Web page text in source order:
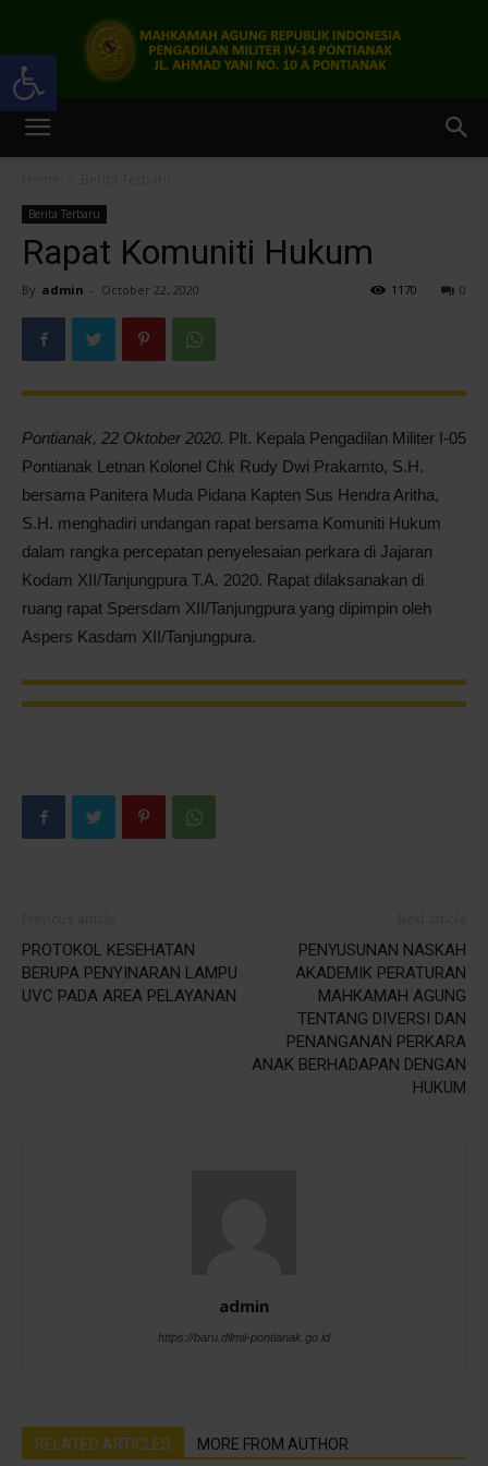
Open toolbar
14
Pontianak
Berita Terbaru
Rapat Komuniti Hukum
By admin - October 22, 2020 0
1170
Pontianak, 22 Oktober 2020. Plt. Kepala Pengadilan Militer I-05
Pontianak Letnan Kolonel Chk Rudy Dwi Prakamto, S.H.
bersama Panitera Muda Pidana Kapten Sus Hendra Aritha,
S.H. menghadiri undangan rapat bersama Komuniti Hukum
dalam rangka percepatan penyelesaian perkara di Jajaran
Kodam XII/Tanjungpura T.A. 2020. Rapat dilaksanakan di
ruang rapat Spersdam XII/Tanjungpura yang dipimpin oleh
Aspers Kasdam XII/Tanjungpura.
PROTOKOL KESEHATAN
BERUPA PENYINARAN LAMPU
UVC PADA AREA PELAYANAN
PENYUSUNAN NASKAH
AKADEMIK PERATURAN
MAHKAMAH AGUNG
TENTANG DIVERSI DAN
PENANGANAN PERKARA
ANAK BERHADAPAN DENGAN
HUKUM
admin
https://baru.dilmil-pontianak.go.id
RELATED ARTICLES MORE FROM AUTHOR